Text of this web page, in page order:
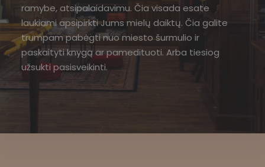
ramybe, atsipalaidavimu. Čia visada esate
laukiami apsipirkti Jums mielų daiktų. Čia galite
trumpam pabėgti nuo miesto šurmulio ir
paskaityti knygą ar pamedituoti. Arba tiesiog
užsukti pasisveikinti.